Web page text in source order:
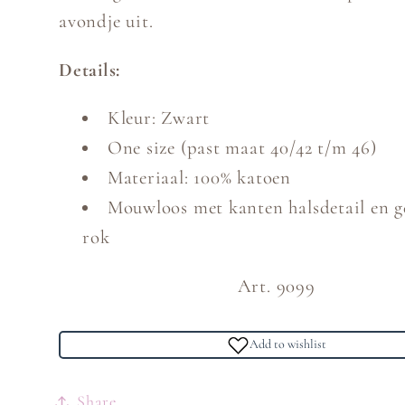
avondje uit.
Details:
Kleur: Zwart
One size (past maat 40/42 t/m 46)
Materiaal: 100% katoen
Mouwloos met kanten halsdetail en
rok
Art. 9099
Add to wishlist